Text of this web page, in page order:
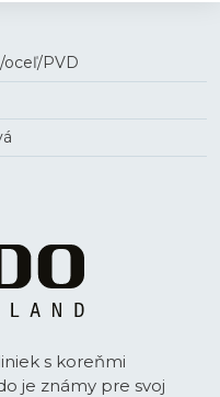
oceľ/PVD
s koreňmi
je známy pre svoj